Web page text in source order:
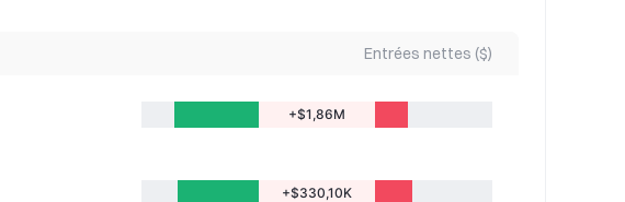
Entrées nettes ($)
+$1,86M
+$330,10K